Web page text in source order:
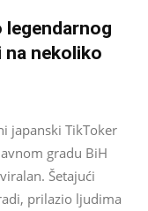
legendarnog
na nekoliko
japanski TikToker
gradu BiH
Šetajući
prilazio ljudima